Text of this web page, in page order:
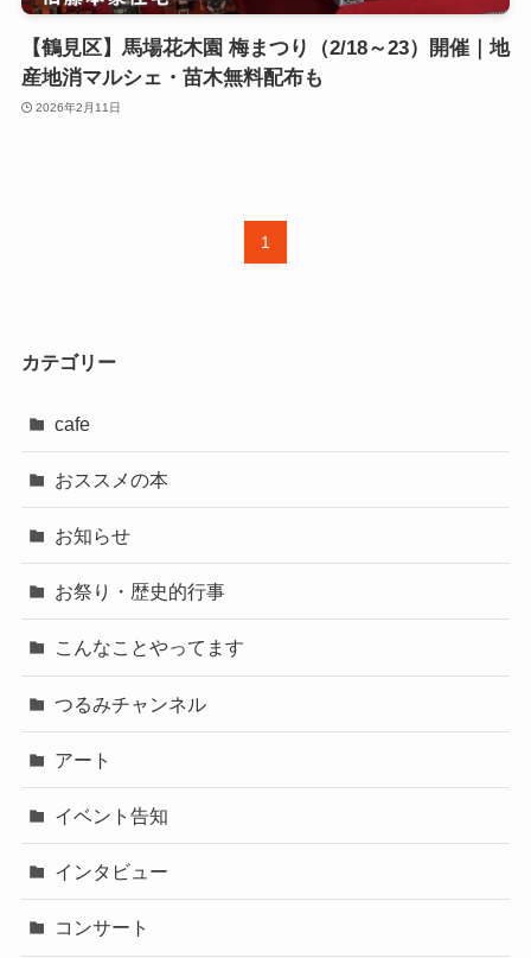
【鶴見区】馬場花木園 梅まつり（2/18～23）開催｜地
産地消マルシェ・苗木無料配布も
2026年2月11日
1
カテゴリー
cafe
おススメの本
お知らせ
お祭り・歴史的行事
こんなことやってます
つるみチャンネル
アート
イベント告知
インタビュー
コンサート